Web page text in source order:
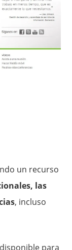
un recurso
las
, incluso
para